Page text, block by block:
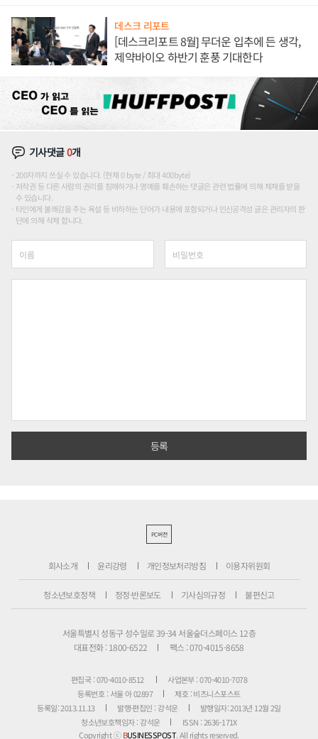
데스크 리포트
[데스크리포트 8월] 무더운 입추에 든 생각,
제약바이오 하반기 훈풍 기대한다
기사댓글0개
200자까지 쓰실 수 있습니다. (현재 0 byte / 최대 400byte)
저작권 등 다른 사람의 권리를 침해하거나 명예를 훼손하는 댓글은 관련 법률에 의해 제재를 받을
수 있습니다.
타인에게 불쾌감을 주는 욕설 등 비하하는 단어가 내용에 포함되거나 인신공격성 글은 관리자의 판
단에 의해 삭제 합니다.
PC버전
회사소개 윤리강령 개인정보처리방침 이용자위원회
청소년보호정책 정정·반론보도 기사심의규정 불편신고
서울특별시 성동구 성수일로 39-34 서울숲더스페이스 12층
대표전화 : 1800-6522
팩스 : 070-4015-8658
편집국 : 070-4010-8512
사업본부 : 070-4010-7078
등록번호 : 서울 아 02897
제호 : 비즈니스포스트
등록일: 2013.11.13
발행·편집인 : 강석운
발행일자: 2013년 12월 2일
청소년보호책임자 : 강석운
ISSN : 2636-171X
Copyright ⓒBUSINESSPOST. All rights reserved.